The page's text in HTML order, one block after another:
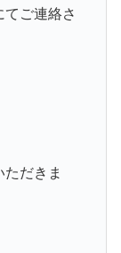
ご連絡さ
ただきま